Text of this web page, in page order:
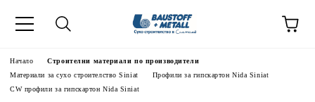
Начало
Строителни материали по производители
Материали за сухо строителство Siniat
Профили за гипскартон Nida Siniat
CW профили за гипскартон Nida Siniat